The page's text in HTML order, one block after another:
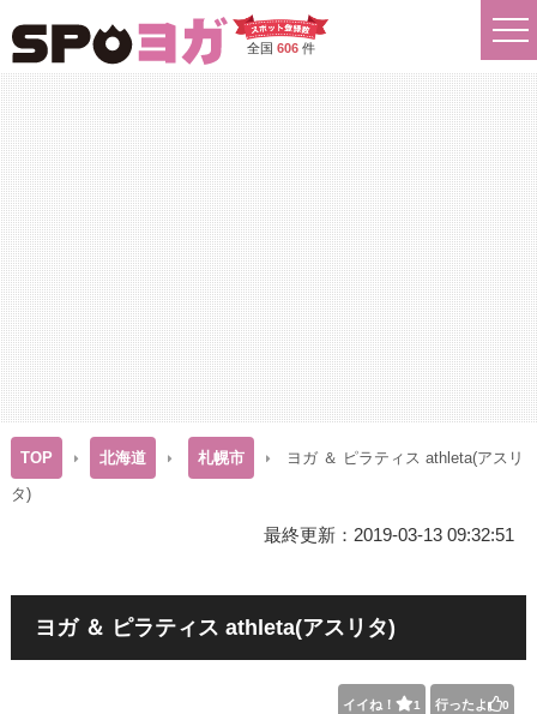
全国 606件
TOP 北海道 札幌市
ヨガ ＆ ピラティス athleta(アスリ
タ)
最終更新：2019-03-13 09:32:51
ヨガ ＆ ピラティス athleta(アスリタ)
イイね！ 1 行ったよ 0